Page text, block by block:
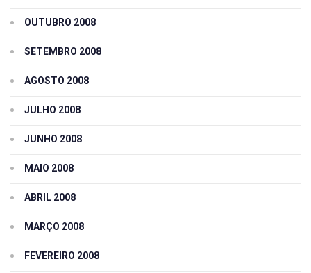
OUTUBRO 2008
SETEMBRO 2008
AGOSTO 2008
JULHO 2008
JUNHO 2008
MAIO 2008
ABRIL 2008
MARÇO 2008
FEVEREIRO 2008